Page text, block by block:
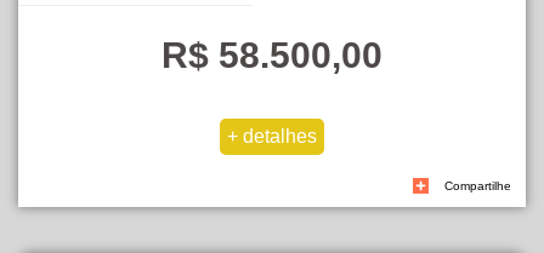
R$ 58.500,00
Compartilhe